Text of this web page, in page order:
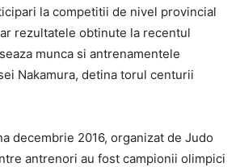
la competitii de nivel provincial
rezultatele obtinute la recentul
munca si antrenamentele
Nakamura, detina torul centurii
decembrie 2016, organizat de Judo
antrenori au fost campionii olimpici